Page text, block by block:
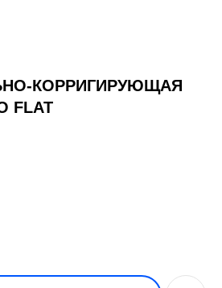
КОРРИГИРУЮЩАЯ
FLAT